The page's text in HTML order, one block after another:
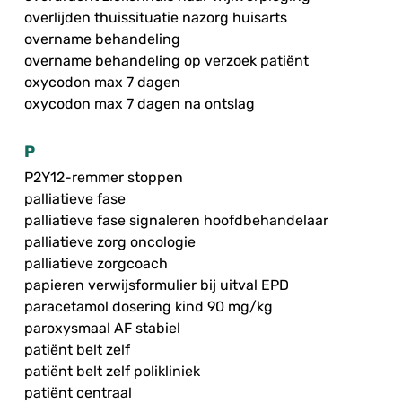
overlijden thuissituatie nazorg huisarts
overname behandeling
overname behandeling op verzoek patiënt
oxycodon max 7 dagen
oxycodon max 7 dagen na ontslag
P
P2Y12-remmer stoppen
palliatieve fase
palliatieve fase signaleren hoofdbehandelaar
palliatieve zorg oncologie
palliatieve zorgcoach
papieren verwijsformulier bij uitval EPD
paracetamol dosering kind 90 mg/kg
paroxysmaal AF stabiel
patiënt belt zelf
patiënt belt zelf polikliniek
patiënt centraal